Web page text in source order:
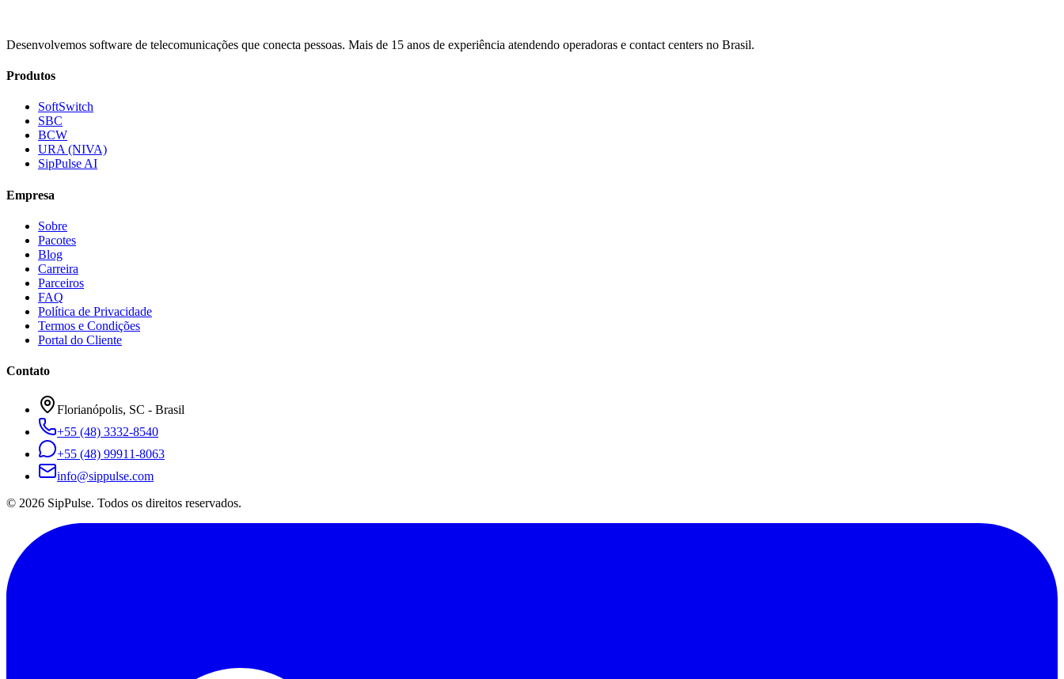
Desenvolvemos software de telecomunicações que conecta pessoas. Mais de 15 anos de experiência atendendo operadoras e contact centers no Brasil.
Produtos
SoftSwitch
SBC
BCW
URA (NIVA)
SipPulse AI
Empresa
Sobre
Pacotes
Blog
Carreira
Parceiros
FAQ
Política de Privacidade
Termos e Condições
Portal do Cliente
Contato
Florianópolis, SC - Brasil
+55 (48) 3332-8540
+55 (48) 99911-8063
info@sippulse.com
© 2026 SipPulse. Todos os direitos reservados.